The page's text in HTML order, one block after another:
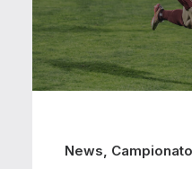
News,